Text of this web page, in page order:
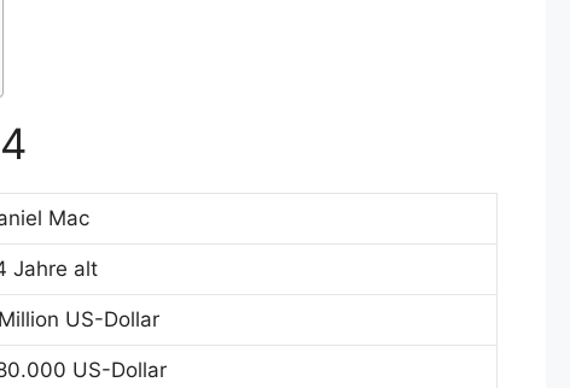
Mac
Jahre alt
US-Dollar
US-Dollar